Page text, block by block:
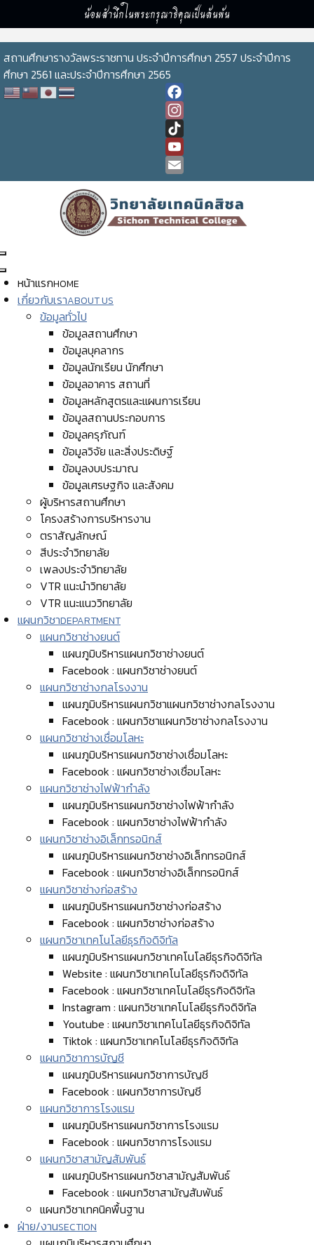
น้อมสำนึกในพระกรุณาธิคุณเป็นล้นพ้น
สถานศึกษารางวัลพระราชทาน ประจำปีการศึกษา 2557 ประจำปีการ
ศึกษา 2561 และประจำปีการศึกษา 2565
Facebook
Instagram
TikTok
YouTube
Channel
Email
หน้าแรกHOME
เกี่ยวกับเราABOUT US
ข้อมูลทั่วไป
ข้อมูลสถานศึกษา
ข้อมูลบุคลากร
ข้อมูลนักเรียน นักศึกษา
ข้อมูลอาคาร สถานที่
ข้อมูลหลักสูตรและแผนการเรียน
ข้อมูลสถานประกอบการ
ข้อมูลครุภัณฑ์
ข้อมูลวิจัย และสิ่งประดิษฐ์
ข้อมูลงบประมาณ
ข้อมูลเศรษฐกิจ และสังคม
ผู้บริหารสถานศึกษา
โครงสร้างการบริหารงาน
ตราสัญลักษณ์
สีประจำวิทยาลัย
เพลงประจำวิทยาลัย
VTR แนะนำวิทยาลัย
VTR แนะแนววิทยาลัย
แผนกวิชาDEPARTMENT
แผนกวิชาช่างยนต์
แผนภูมิบริหารแผนกวิชาช่างยนต์
Facebook : แผนกวิชาช่างยนต์
แผนกวิชาช่างกลโรงงาน
แผนภูมิบริหารแผนกวิชาแผนกวิชาช่างกลโรงงาน
Facebook : แผนกวิชาแผนกวิชาช่างกลโรงงาน
แผนกวิชาช่างเชื่อมโลหะ
แผนภูมิบริหารแผนกวิชาช่างเชื่อมโลหะ
Facebook : แผนกวิชาช่างเชื่อมโลหะ
แผนกวิชาช่างไฟฟ้ากำลัง
แผนภูมิบริหารแผนกวิชาช่างไฟฟ้ากำลัง
Facebook : แผนกวิชาช่างไฟฟ้ากำลัง
แผนกวิชาช่างอิเล็กทรอนิกส์
แผนภูมิบริหารแผนกวิชาช่างอิเล็กทรอนิกส์
Facebook : แผนกวิชาช่างอิเล็กทรอนิกส์
แผนกวิชาช่างก่อสร้าง
แผนภูมิบริหารแผนกวิชาช่างก่อสร้าง
Facebook : แผนกวิชาช่างก่อสร้าง
แผนกวิชาเทคโนโลยีธุรกิจดิจิทัล
แผนภูมิบริหารแผนกวิชาเทคโนโลยีธุรกิจดิจิทัล
Website : แผนกวิชาเทคโนโลยีธุรกิจดิจิทัล
Facebook : แผนกวิชาเทคโนโลยีธุรกิจดิจิทัล
Instagram : แผนกวิชาเทคโนโลยีธุรกิจดิจิทัล
Youtube : แผนกวิชาเทคโนโลยีธุรกิจดิจิทัล
Tiktok : แผนกวิชาเทคโนโลยีธุรกิจดิจิทัล
แผนกวิชาการบัญชี
แผนภูมิบริหารแผนกวิชาการบัญชี
Facebook : แผนกวิชาการบัญชี
แผนกวิชาการโรงแรม
แผนภูมิบริหารแผนกวิชาการโรงแรม
Facebook : แผนกวิชาการโรงแรม
แผนกวิชาสามัญสัมพันธ์
แผนภูมิบริหารแผนกวิชาสามัญสัมพันธ์
Facebook : แผนกวิชาสามัญสัมพันธ์
แผนกวิชาเทคนิคพื้นฐาน
ฝ่าย/งานSECTION